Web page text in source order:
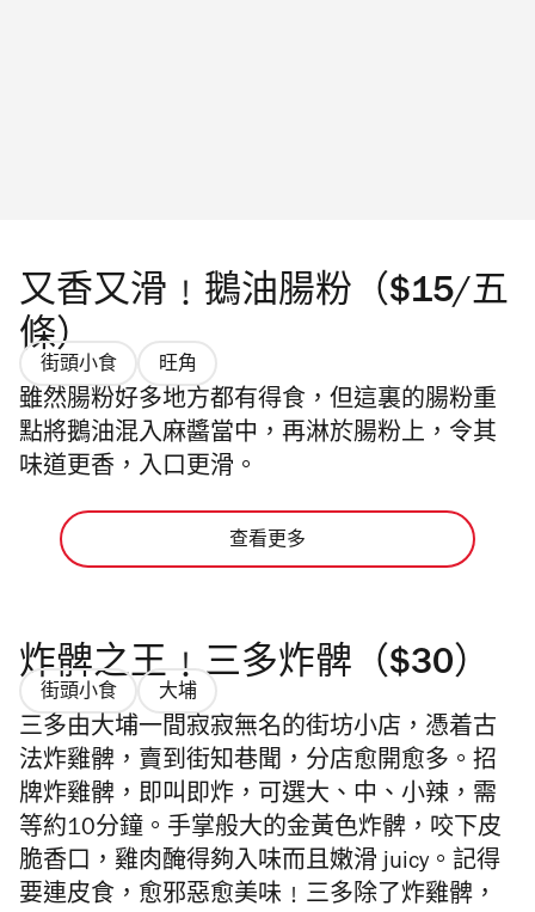
又香又滑﹗鵝油腸粉（$15/五
條）
街頭小食 旺角
雖然腸粉好多地方都有得食，但這裏的腸粉重
點將鵝油混入麻醬當中，再淋於腸粉上，令其
味道更香，入口更滑。
查看更多
炸髀之王﹗三多炸髀（$30）
街頭小食 大埔
三多由大埔一間寂寂無名的街坊小店，憑着古
法炸雞髀，賣到街知巷聞，分店愈開愈多。招
牌炸雞髀，即叫即炸，可選大、中、小辣，需
等約10分鐘。手掌般大的金黃色炸髀，咬下皮
脆香口，雞肉醃得夠入味而且嫩滑 juicy。記得
要連皮食，愈邪惡愈美味﹗三多除了炸雞髀，